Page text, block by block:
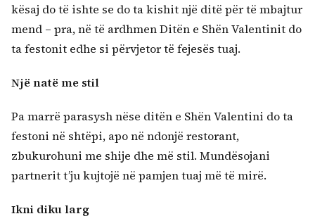
kësaj do të ishte se do ta kishit një ditë për të mbajtur
mend – pra, në të ardhmen Ditën e Shën Valentinit do
ta festonit edhe si përvjetor të fejesës tuaj.
Një natë me stil
Pa marrë parasysh nëse ditën e Shën Valentini do ta
festoni në shtëpi, apo në ndonjë restorant,
zbukurohuni me shije dhe më stil. Mundësojani
partnerit t’ju kujtojë në pamjen tuaj më të mirë.
Ikni diku larg